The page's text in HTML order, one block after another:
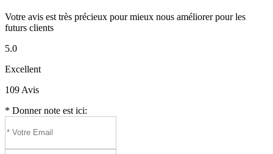
Votre avis est très précieux pour mieux nous améliorer pour les
futurs clients
5.0
Excellent
109 Avis
* Donner note est ici: